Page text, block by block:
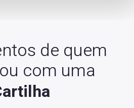
de quem
com uma